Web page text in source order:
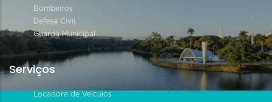
Bombeiros
Defesa Civil
Guarda Municipal
Serviços
Locadora de Veículos